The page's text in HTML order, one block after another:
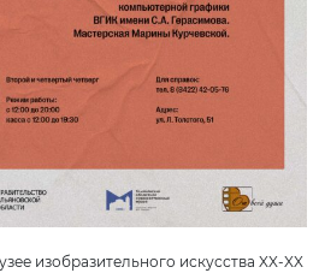
изобразительного искусства XX-XX